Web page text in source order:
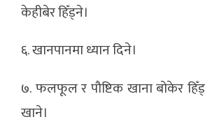
केहीबेर हिँड्ने।
६. खानपानमा ध्यान दिने।
७. फलफूल र पौष्टिक खाना बोकेर
खाने।